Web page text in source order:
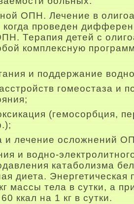
ОПН. Лечение в
когда проведен
Терапия детей с
комплексную
и поддержание
гомеостаза и
(гемосорбция,
и лечение осложнений
и водно-
катаболизма
диета. Энергетическая
массы тела в сутки, а
ккал на 1 кг в сутки.